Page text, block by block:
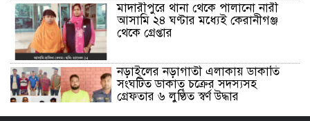
মাদারীপুরে থানা থেকে পালানো নারী
আসামি ২৪ ঘণ্টার মধ্যেই কেরানীগঞ্জ
থেকে গ্রেপ্তার
নড়াইলের নড়াগাতী এলাকায় ডাকাতি
সংঘটিত ডাকাত চক্রের সদস্যসহ
গ্রেফতার ৬ লুণ্ঠিত স্বর্ণ উদ্ধার